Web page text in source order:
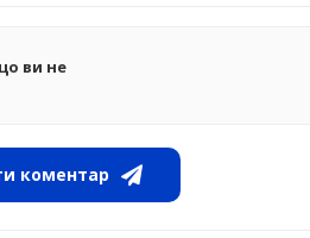
ви не
коментар